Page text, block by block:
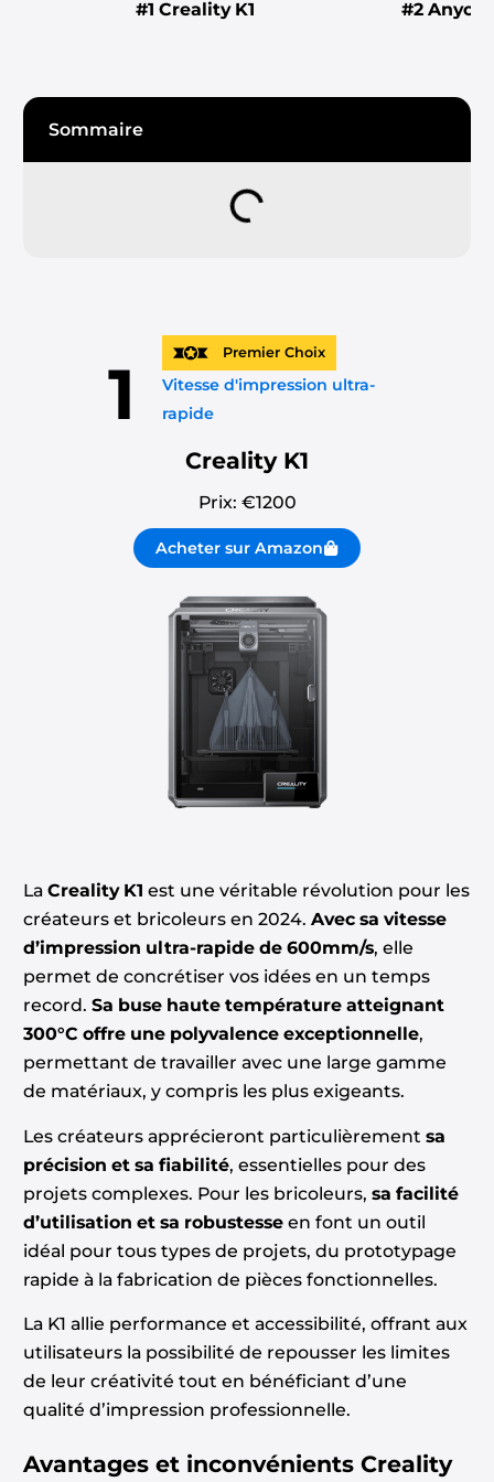
#1Creality K1 #2
Sommaire
1 Premier Choix
Vitesse d'impression ultra-
rapide
Creality K1
Prix: €1200
Acheter sur Amazon
La Creality K1 est une véritable révolution pour les
créateurs et bricoleurs en 2024. Avec sa vitesse
d’impression ultra-rapide de 600mm/s, elle
permet de concrétiser vos idées en un temps
record. Sa buse haute température atteignant
300°C offre une polyvalence exceptionnelle,
permettant de travailler avec une large gamme
de matériaux, y compris les plus exigeants.
Les créateurs apprécieront particulièrement sa
précision et sa fiabilité, essentielles pour des
projets complexes. Pour les bricoleurs, sa facilité
d’utilisation et sa robustesseen font un outil
idéal pour tous types de projets, du prototypage
rapide à la fabrication de pièces fonctionnelles.
La K1 allie performance et accessibilité, offrant aux
utilisateurs la possibilité de repousser les limites
de leur créativité tout en bénéficiant d’une
qualité d’impression professionnelle.
Avantages et inconvénients Creality